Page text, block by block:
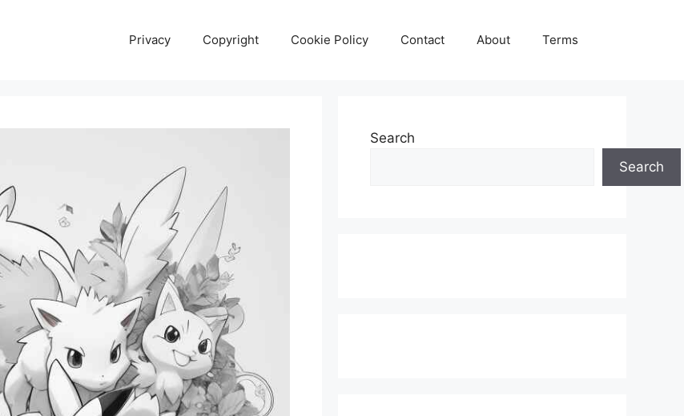
Privacy Copyright Cookie Policy Contact About Terms
Search
Search